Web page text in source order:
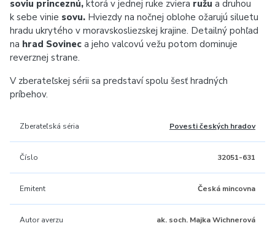
soviu princeznú, ktorá v jednej ruke zviera ružu a druhou
k sebe vinie sovu. Hviezdy na nočnej oblohe ožarujú siluetu
hradu ukrytého v moravskosliezskej krajine. Detailný pohľad
na hrad Sovinec a jeho valcovú vežu potom dominuje
reverznej strane.
V zberateľskej sérii sa predstaví spolu šesť hradných
príbehov.
Zberateľská séria Povesti českých hradov
Číslo 32051-631
Emitent Česká mincovna
Autor averzu ak. soch. Majka Wichnerová